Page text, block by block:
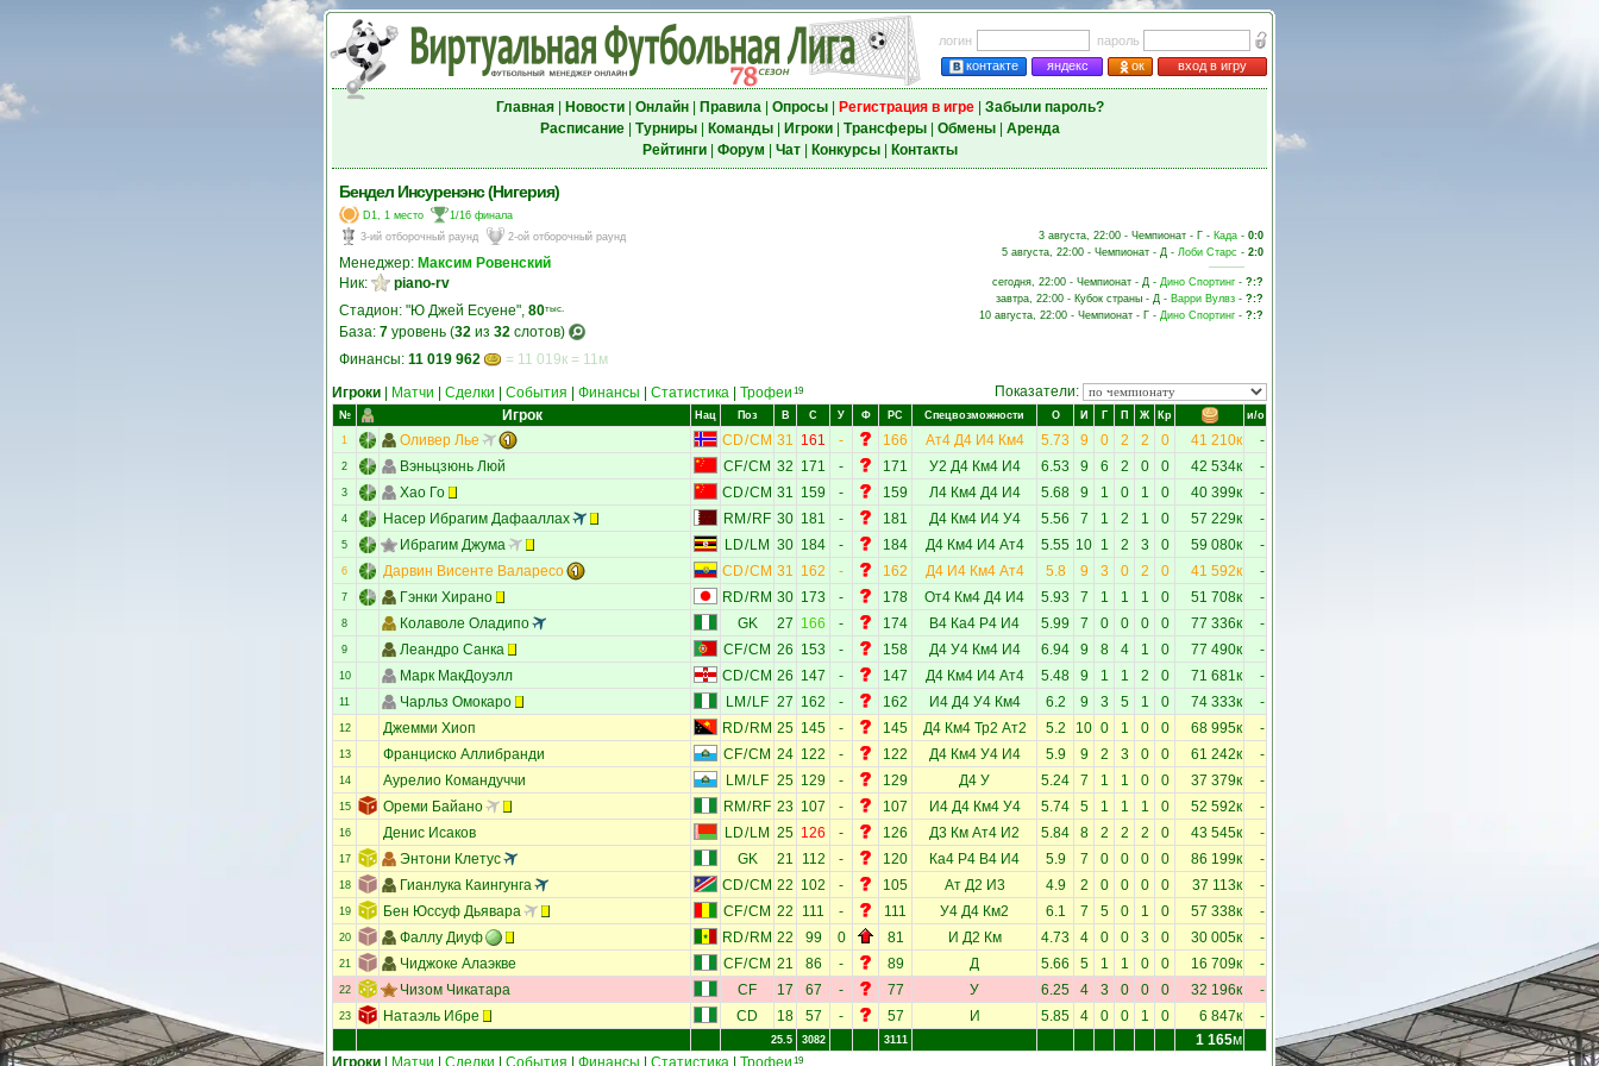
логин
пароль
контакте
яндекс ок вход в игру
Главная| Новости| Онлайн| Правила| Опросы| Регистрация в игре| Забыли пароль?
Расписание| Турниры| Команды| Игроки| Трансферы| Обмены| Аренда
Рейтинги| Форум Чат| Конкурсы| Контакты
Бендел Инсуренэнс (Нигерия)
D1, 1 место
1/16 финала
3-ий отборочный раунд
2-ой отборочный раунд
Менеджер: Максим Ровенский
Ник:
piano-rv
Стадион: "Ю Джей Есуене", 80тыс.
База: 7 уровень (32 из 32 слотов)
Финансы: 11 019 962 = 11 019к = 11м
3 августа, 22:00 - Чемпионат - Г - Када - 0:0
5 августа, 22:00 - Чемпионат - Д - Лоби Старс - 2:0
сегодня, 22:00 - Чемпионат - Д - Дино Спортинг - ?:?
завтра, 22:00 - Кубок страны - Д - Варри Вулвз - ?:?
10 августа, 22:00 - Чемпионат - Г - Дино Спортинг - ?:?
Игроки Матчи Сделки События Финансы Статистика Трофеи 19 Показатели:
№ Игрок Нац Поз В С У Ф РС Спецвозможности О И Г П Ж Кр и/о
1 Оливер Лье CD/CM 31 161 - 166 Ат4 Д4 И4 Км4 5.73 9 0 2 2 0 41 210к -
2 Вэньцзюнь Люй CF/CM 32 171 - 171 У2 Д4 Км4 И4 6.53 9 6 2 0 0 42 534к -
3 Хао Го CD/CM 31 159 - 159 Л4 Км4 Д4 И4 5.68 9 1 0 1 0 40 399к -
4 Насер Ибрагим Дафааллах RM / RF 30 181 - 181 Д4 Км4 И4 У4 5.56 7 1 2 1 0 57 229к -
5 Ибрагим Джума LD/ LM 30 184 - 184 Д4 Км4 И4 Ат4 5.55 10 1 2 3 0 59 080к -
6 Дарвин Висенте Валаресо CD/CM 31 162 - 162 Д4 И4 Км4 Ат4 5.8 9 3 0 2 0 41 592к -
7 Гэнки Хирано RD/ RM 30 173 - 178 От4 Км4 Д4 И4 5.93 7 1 1 1 0 51 708к -
8 Колаволе Оладипо GK 27 166 - 174 В4 Ка4 Р4 И4 5.99 7 0 0 0 0 77 336к -
9 Леандро Санка CF/CM 26 153 - 158 Д4 У4 Км4 И4 6.94 9 8 4 1 0 77 490к -
10 Марк МакДоуэлл CD/CM 26 147 - 147 Д4 Км4 И4 Ат4 5.48 9 1 1 2 0 71 681к -
11 Чарльз Омокаро LM / LF 27 162 - 162 И4 Д4 У4 Км4 6.2 9 3 5 1 0 74 333к -
12 Джемми Хиоп RD/ RM 25 145 - 145 Д4 Км4 Тр2 Ат2 5.2 10 0 1 0 0 68 995к -
13 Франциско Аллибранди CF/CM 24 122 - 122 Д4 Км4 У4 И4 5.9 9 2 3 0 0 61 242к -
14 Аурелио Командуччи LM / LF 25 129 - 129 Д4 У 5.24 7 1 1 0 0 37 379к -
15 Ореми Байано RM / RF 23 107 - 107 И4 Д4 Км4 У4 5.74 5 1 1 1 0 52 592к -
16 Денис Исаков LD/ LM 25 126 - 126 Д3 Км Ат4 И2 5.84 8 2 2 2 0 43 545к -
17 Энтони Клетус GK 21 112 - 120 Ка4 Р4 В4 И4 5.9 7 0 0 0 0 86 199к -
18 Гианлука Каингунга CD/CM 22 102 - 105 Ат Д2 И3 4.9 2 0 0 0 0 37 113к -
19 Бен Юссуф Дьявара CF/CM 22 111 - 111 У4 Д4 Км2 6.1 7 5 0 1 0 57 338к -
20 Фаллу Диуф RD/ RM 22 99 0 81 И Д2 Км 4.73 4 0 0 3 0 30 005к -
21 Чиджоке Алаэкве CF/CM 21 86 - 89 Д 5.66 5 1 1 0 0 16 709к -
22 Чизом Чикатара CF 17 67 - 77 У 6.25 4 3 0 0 0 32 196к -
23 Натаэль Ибре CD 18 57 - 57 И 5.85 4 0 0 1 0 6 847к -
25.5 3082 3111 1 165м
Игроки
Матчи Сделки События Финансы Статистика Трофеи 19